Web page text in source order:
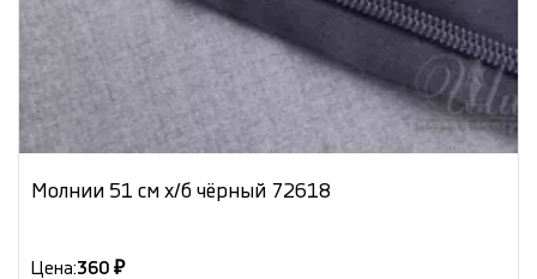
Молнии 51 см х/б чёрный 72618
Цена:360 ₽